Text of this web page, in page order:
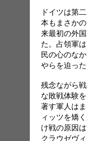
ドイツは第
本もまさか
来最初の外
た。占領軍
民の心のな
らを迫った
残念ながら
な敗戦体験
著す軍人は
ィッツを矯
け戦の原因
クラウゼヴ